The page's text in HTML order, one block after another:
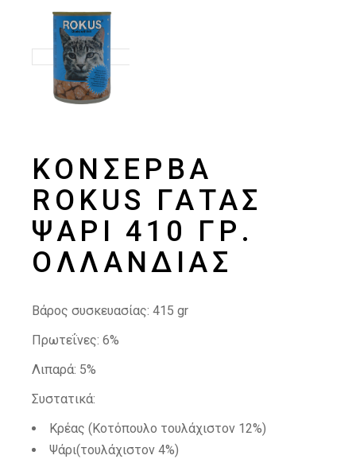
ΚΟΝΣΈΡΒΑ
ROKUS ΓΆΤΑΣ
ΨΆΡΙ 410 ΓΡ.
ΟΛΛΑΝΔΊΑΣ
Βάρος συσκευασίας: 415 gr
Πρωτεΐνες: 6%
Λιπαρά: 5%
Συστατικά:
Κρέας (Κοτόπουλο τουλάχιστον 12%)
Ψάρι(τουλάχιστον 4%)